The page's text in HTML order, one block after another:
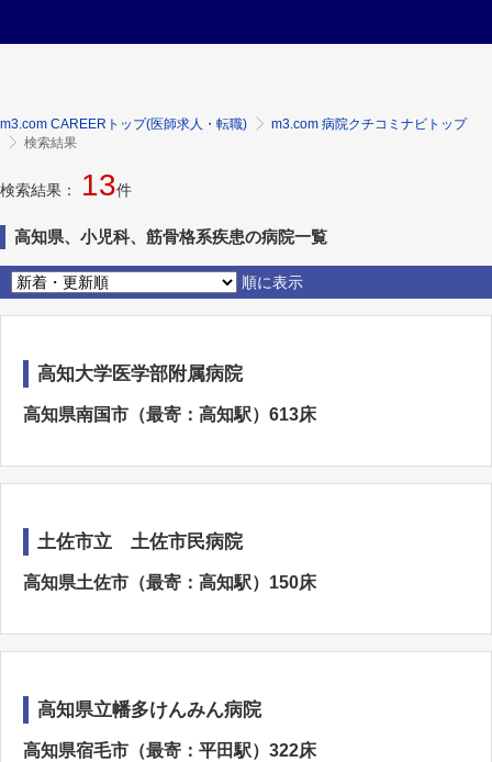
m3.com CAREERトップ(医師求人・転職)
m3.com 病院クチコミナビトップ
検索結果
検索結果： 13件
高知県、小児科、筋骨格系疾患の病院一覧
順に表示
高知大学医学部附属病院
高知県南国市（最寄：高知駅）613床
土佐市立 土佐市民病院
高知県土佐市（最寄：高知駅）150床
高知県立幡多けんみん病院
高知県宿毛市（最寄：平田駅）322床